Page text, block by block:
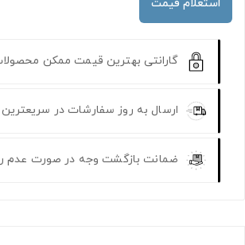
استعلام قیمت
گارانتی بهترین قیمت ممکن
ارسال به روز سفارشات در
ضمانت بازگشت وجه در صورت عدم